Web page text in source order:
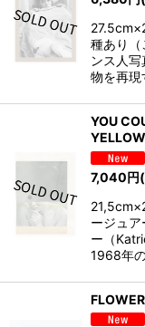
種あり（
ンス人
物を再
YOU
7,040円
ージュ
ー（
1968年